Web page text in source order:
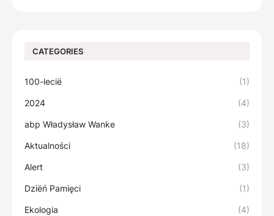
CATEGORIES
100-lecië (1)
2024 (4)
abp Władysław Wanke (3)
Aktualności (18)
Alert (3)
Dziëń Pamięci (1)
Ekologia (4)